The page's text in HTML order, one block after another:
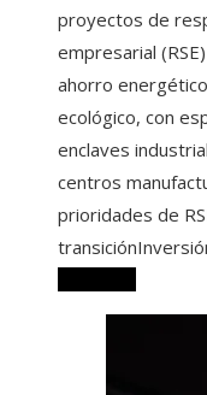
proyectos de
empresarial
ahorro
ecológico, con
enclaves
centros
prioridades de